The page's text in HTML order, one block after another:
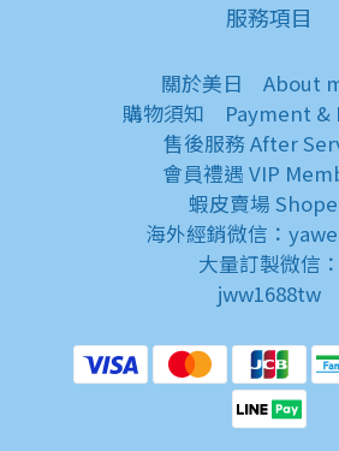
服務項目
關於美日 About
購物須知 Payment &
售後服務 After
會員禮遇 VIP
蝦皮賣場
海外經銷微信：
大量訂製微信：
jww1688tw